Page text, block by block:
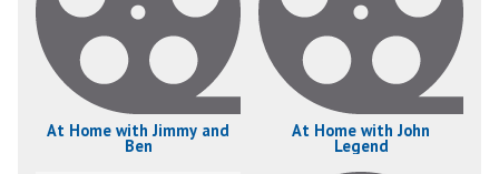
At Home with Jimmy and
Ben
At Home with John
Legend